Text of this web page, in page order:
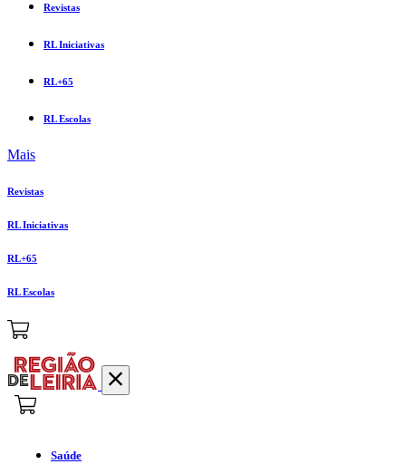
Revistas
RL Iniciativas
RL+65
RL Escolas
Mais
Revistas
RL Iniciativas
RL+65
RL Escolas
Saúde